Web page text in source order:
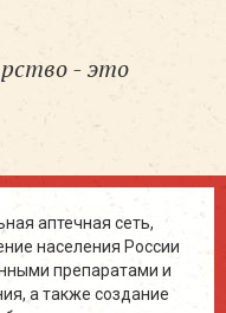
- это
аптечная сеть,
населения России
препаратами и
а также создание